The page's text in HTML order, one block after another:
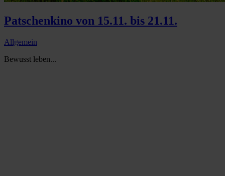
Patschenkino von 15.11. bis 21.11.
Allgemein
Bewusst leben...